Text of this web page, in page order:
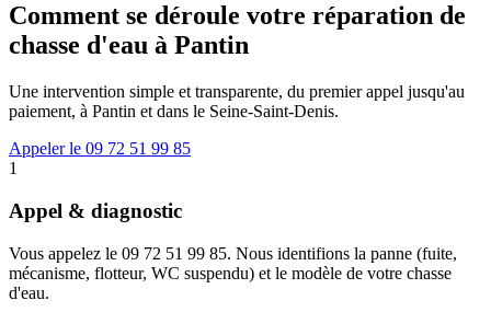
Comment se déroule votre réparation de
chasse d'eau à Pantin
Une intervention simple et transparente, du premier appel jusqu'au
paiement, à Pantin et dans le Seine-Saint-Denis.
Appeler le 09 72 51 99 85
1
Appel & diagnostic
Vous appelez le 09 72 51 99 85. Nous identifions la panne (fuite,
mécanisme, flotteur, WC suspendu) et le modèle de votre chasse
d'eau.